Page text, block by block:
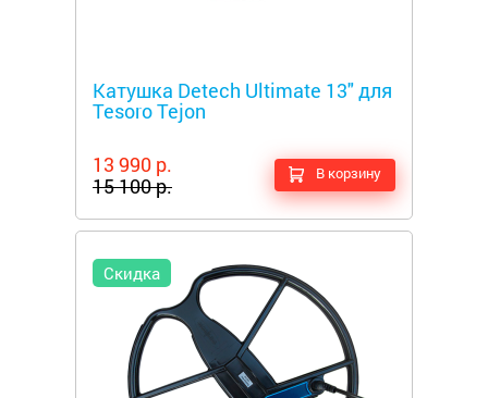
Катушка Detech Ultimate 13" для
Tesoro Tejon
13 990 р.
15 100 р.
В корзину
Скидка